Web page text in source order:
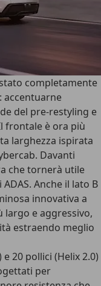
completamente
accentuarne
del pre-restyling e
frontale è ora più
larghezza ispirata
Davanti
che tornerà utile
Anche il lato B
innovativa a
e aggressivo,
estraendo meglio
20 pollici (Helix 2.0)
per